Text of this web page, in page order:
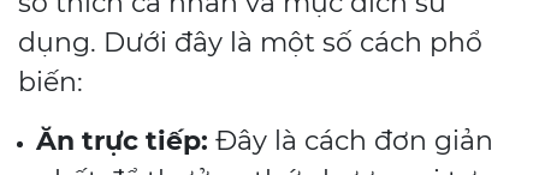
dụng. Dưới đây là một số cách phổ
biến:
Ăn trực tiếp: Đây là cách đơn giản